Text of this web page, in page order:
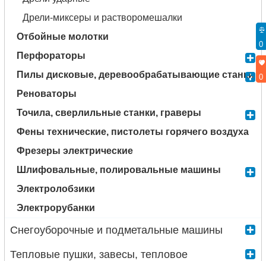
Дрели-миксеры и растворомешалки
Отбойные молотки
Перфораторы
Пилы дисковые, деревообрабатывающие станки
Реноваторы
Точила, сверлильные станки, граверы
Фены технические, пистолеты горячего воздуха
Фрезеры электрические
Шлифовальные, полировальные машины
Электролобзики
Электрорубанки
Снегоуборочные и подметальные машины
Тепловые пушки, завесы, тепловое
0
0